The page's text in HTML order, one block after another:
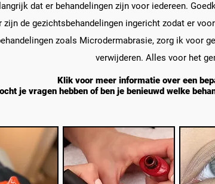
dat er behandelingen zijn voor iedereen.
zijn de gezichtsbehandelingen ingericht zodat er
zoals Microdermabrasie, zorg ik voor
verwijderen. Alles voor het
Klik voor meer informatie over een
je vragen hebben of ben je benieuwd welke